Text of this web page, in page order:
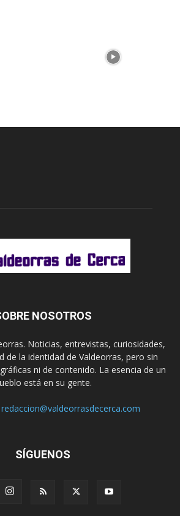
NOSOTROS
Noticias, entrevistas, curiosidades,
de la identidad de Valdeorras, pero sin
ni de contenido. La esencia de un
está en su gente.
redaccion@valdeorrasdecerca.com
SÍGUENOS